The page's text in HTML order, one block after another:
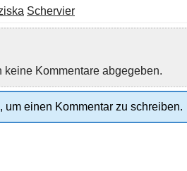
Schervier
keine Kommentare abgegeben.
um einen Kommentar zu schreiben.